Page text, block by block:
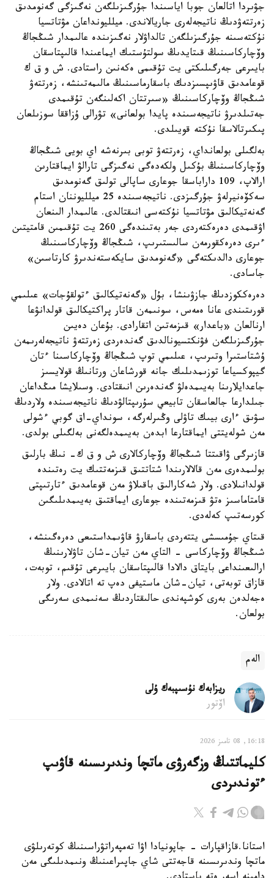
جۋىردا اتالعان جوبا اياسىندا جۇرگىزىلگەن نەگىزگى گەنومدىق
زەرتتەۋدىڭ ناتيجەلەرى جاريالاندى. ميلليونداعان مۋتاتسيا
نۇكتەسىنە جۇرگىزىلگەن تالداۋلار نەگىزىندە عالىمدار شىڭجاڭ
وۆچاركاسىنىڭ قىتايدىڭ سولتۇستىك ايماعىندا قالىپتاسقان
بايىرعى جەرگىلىكتى يت تۇقىمى ەكەنىن راستادى. ش و ق ك
قوعامدىق قاۋىپسىزدىك باسقارماسىنىڭ مالىمەتىنشە، زەرتتەۋ
شىڭجاڭ وۆچاركاسىنىڭ «سىرتتان اكەلىنگەن تۇقىمدى
جەتىلدىرۋ ناتيجەسىندە پايدا بولعانى» تۋرالى ۇزاققا سوزىلعان
پىكىرتالاسقا نۇكتە قويىلدى.
بەلگىلى بولعانداي، زەرتتەۋ توبى بىرنەشە اي بويى شىڭجاڭ
وۆچاركاسىنىڭ بۇكىل ولكەدەگى نەگىزگى تارالۋ ايماقتارىن
ارالاپ، 109 داراباسقا جوعارى ساپالى تولىق گەنومدىق
سەكۆەنيرلەۋ جۇرگىزدى. ناتيجەسىندە 25 ميلليوننان استام
گەنەتيكالىق مۋتاتسيا نۇكتەسى انىقتالدى. عالىمدار الىنعان
اۋقىمدى دەرەكتەردى جەر بەتىندەگى 260 يت تۇقىمىن قامتيتىن
ءىرى دەرەكقورمەن سالىستىرىپ، شىڭجاڭ وۆچاركاسىنىڭ
جوعارى دالدىكتەگى «گەنومدىق سايكەستەندىرۋ كارتاسىن»
جاسادى.
دەرەككوزدىڭ جازۋىنشا، بۇل «گەنەتيكالىق ءتولقۇجات» عىلىمي
قورىتىندى عانا ەمەس، سونىمەن قاتار پراكتيكالىق قولدانۋعا
ارنالعان «باعدار» قىزمەتىن اتقارادى. بۇعان دەيىن
جۇرگىزىلگەن فۋنكتسيونالدىق گەندەردى زەرتتەۋ ناتيجەلەرىمەن
ۇشتاستىرا وتىرىپ، عىلىمي توپ شىڭجاڭ وۆچاركاسىنا ءتان
گيپوكسياعا توزىمدىلىك جانە قورشاعان ورتانىڭ قولايسىز
جاعدايلارىنا بەيىمدەلۋ گەندەرىن انىقتادى. وسىلايشا مىڭداعان
جىلدارعا جالعاسقان تابيعي سۇرىپتالۋدىڭ ناتيجەسىندە ولاردىڭ
سۋىق ءارى بيىك تاۋلى وڭىرلەرگە، سونداي-اق گوبي ءشولى
مەن شولەيتتى ايماقتارعا ابدەن بەيىمدەلگەنى بەلگىلى بولدى.
قازىرگى ۋاقىتتا شىڭجاڭ وۆچاركالارى ش و ق ك- نىڭ بارلىق
بولىمدەرى مەن قالالارىندا شتاتتىق قىزمەتتىك يت رەتىندە
قولدانىلادى. ولار شەكارالىق باقىلاۋ مەن قوعامدىق ءتارتىپتى
قامتاماسىز ەتۋ قىزمەتىندە جوعارى ايماقتىق بەيىمدىلىگىن
كورسەتىپ كەلەدى.
قىتاي جۇمىسشى يتتەردى باسقارۋ قاۋىمداستىعى دەرەگىنشە،
شىڭجاڭ وۆچاركاسى - التاي مەن تيان-شان تاۋلارىنىڭ
ارالىعىنداعى بايتاق دالادا قالىپتاسقان بايىرعى تۇقىم، توبەت،
قازاق توبەتى، تيان-شان ماستيفى دەپ تە اتالادى. ولار
ەجەلدەن بەرى كوشپەندى حالىقتاردىڭ سەنىمدى سەرىگى
بولعان.
الەم
ريزابەك نۇسىپبەك ۇلى
اۆتور
16:18, 08 تامىز 2026
كليماتتىڭ وزگەرۋى ماتچا وندىرىسىنە قاۋىپ
ءتوندىردى
استانا.قازاقپارات - جاپونيادا اۋا تەمپەراتۋراسىنىڭ كوتەرىلۋى
ماتچا وندىرىسىنە قاجەتتى شاي جاپىراعىنىڭ ونىمدىلىگى مەن